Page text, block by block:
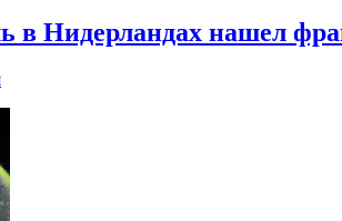
в Нидерландах нашел